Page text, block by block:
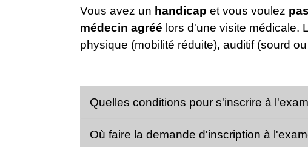
Vous avez un handicap et vous voulez
médecin agréé lors d'une visite médicale.
physique (mobilité réduite), auditif (sourd
Quelles conditions pour s'inscrire à
Où faire la demande d'inscription à